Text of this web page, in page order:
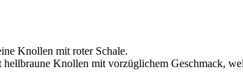
Knollen mit roter Schale.
Knollen mit vorzüglichem Geschmack,